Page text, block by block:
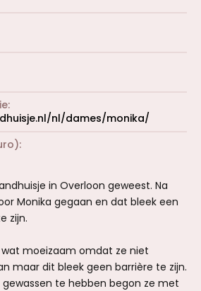
nl/dames/monika/
in Overloon geweest. Na
Monika gegaan en dat bleek een
zijn.
moeizaam omdat ze niet
maar dit bleek geen barrière te zijn.
te hebben begon ze met